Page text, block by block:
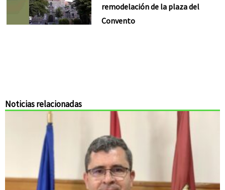
remodelación de la plaza del
Convento
Noticias relacionadas